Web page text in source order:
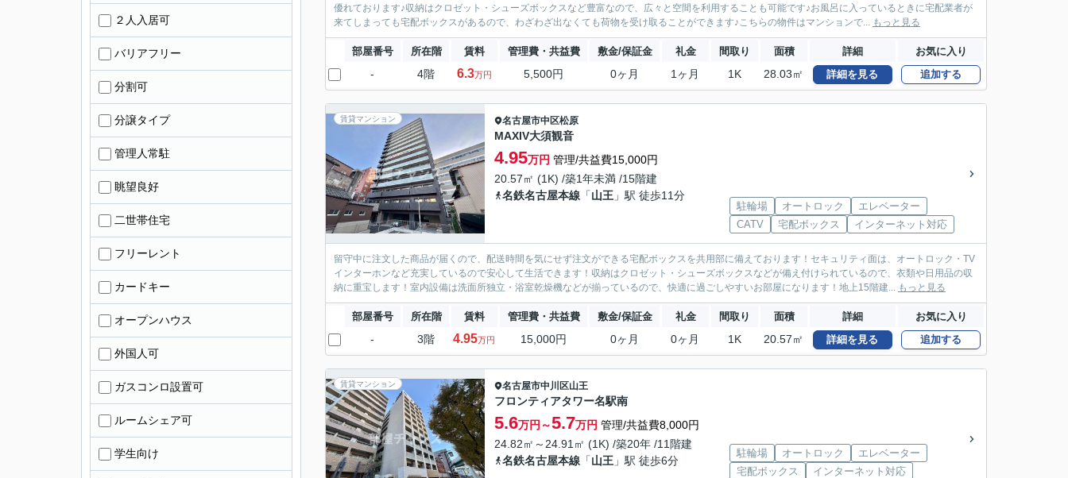
優れております♪収納はクロゼット・シューズボックスなど豊富なので、広々と空間を利用することも可能です♪お風呂に入っているときに宅配業者が
来てしまっても宅配ボックスがあるので、わざわざ出なくても荷物を受け取ることができます♪こちらの物件はマンションで... もっと見る
部屋番号 所在階 賃料 管理費・共益費 敷金/保証金 礼金 間取り 面積 詳細 お気に入り
- 4階 6.3万円 5,500円 0ヶ月 1ヶ月 1K 28.03㎡ 詳細を見る 追加する
賃貸マンション 名古屋市中区松原
MAXIV大須観音
4.95万円 管理/共益費15,000円
20.57㎡ (1K) /築1年未満 /15階建
名鉄名古屋本線 「山王 」駅 徒歩11分
駐輪場 オートロック
エレベーター
CATV
宅配ボックス インターネット対応
留守中に注文した商品が届くので、配送時間を気にせず注文ができる宅配ボックスを共用部に備えております！セキュリティ面は、オートロック・TV
インターホンなど充実しているので安心して生活できます！収納はクロゼット・シューズボックスなどが備え付けられているので、衣類や日用品の収
納に重宝します！室内設備は洗面所独立・浴室乾燥機などが揃っているので、快適に過ごしやすいお部屋になります！地上15階建... もっと見る
部屋番号 所在階 賃料 管理費・共益費 敷金/保証金 礼金 間取り 面積 詳細 お気に入り
- 3階 4.95万円 15,000円 0ヶ月 0ヶ月 1K 20.57㎡ 詳細を見る 追加する
賃貸マンション 名古屋市中川区山王
フロンティアタワー名駅南
5.6万円～5.7万円 管理/共益費8,000円
24.82㎡～24.91㎡ (1K) /築20年 /11階建
名鉄名古屋本線 「山王 」駅 徒歩6分
駐輪場 オートロック
エレベーター
宅配ボックス
インターネット対応
２人入居可
バリアフリー
分割可
分譲タイプ
管理人常駐
眺望良好
二世帯住宅
フリーレント
カードキー
オープンハウス
外国人可
ガスコンロ設置可
ルームシェア可
学生向け